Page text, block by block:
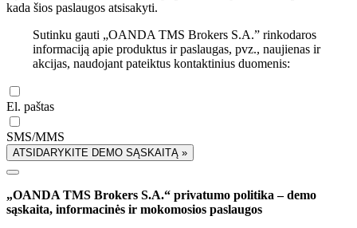
kada šios paslaugos atsisakyti.
Sutinku gauti „OANDA TMS Brokers S.A.” rinkodaros
informaciją apie produktus ir paslaugas, pvz., naujienas ir
akcijas, naudojant pateiktus kontaktinius duomenis:
El. paštas
SMS/MMS
ATSIDARYKITE DEMO SĄSKAITĄ »
„OANDA TMS Brokers S.A.“ privatumo politika – demo
sąskaita, informacinės ir mokomosios paslaugos